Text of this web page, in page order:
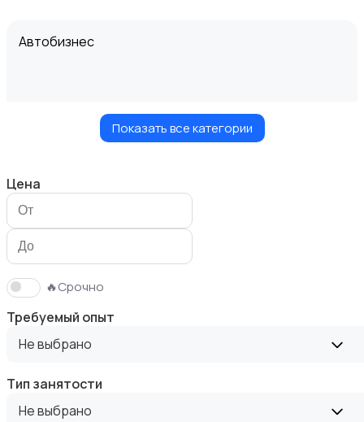
Автобизнес
Бытовые услуги и клининг
Показать все категории
Цена
🔥Срочно
Требуемый опыт
Не выбрано
Тип занятости
Не выбрано